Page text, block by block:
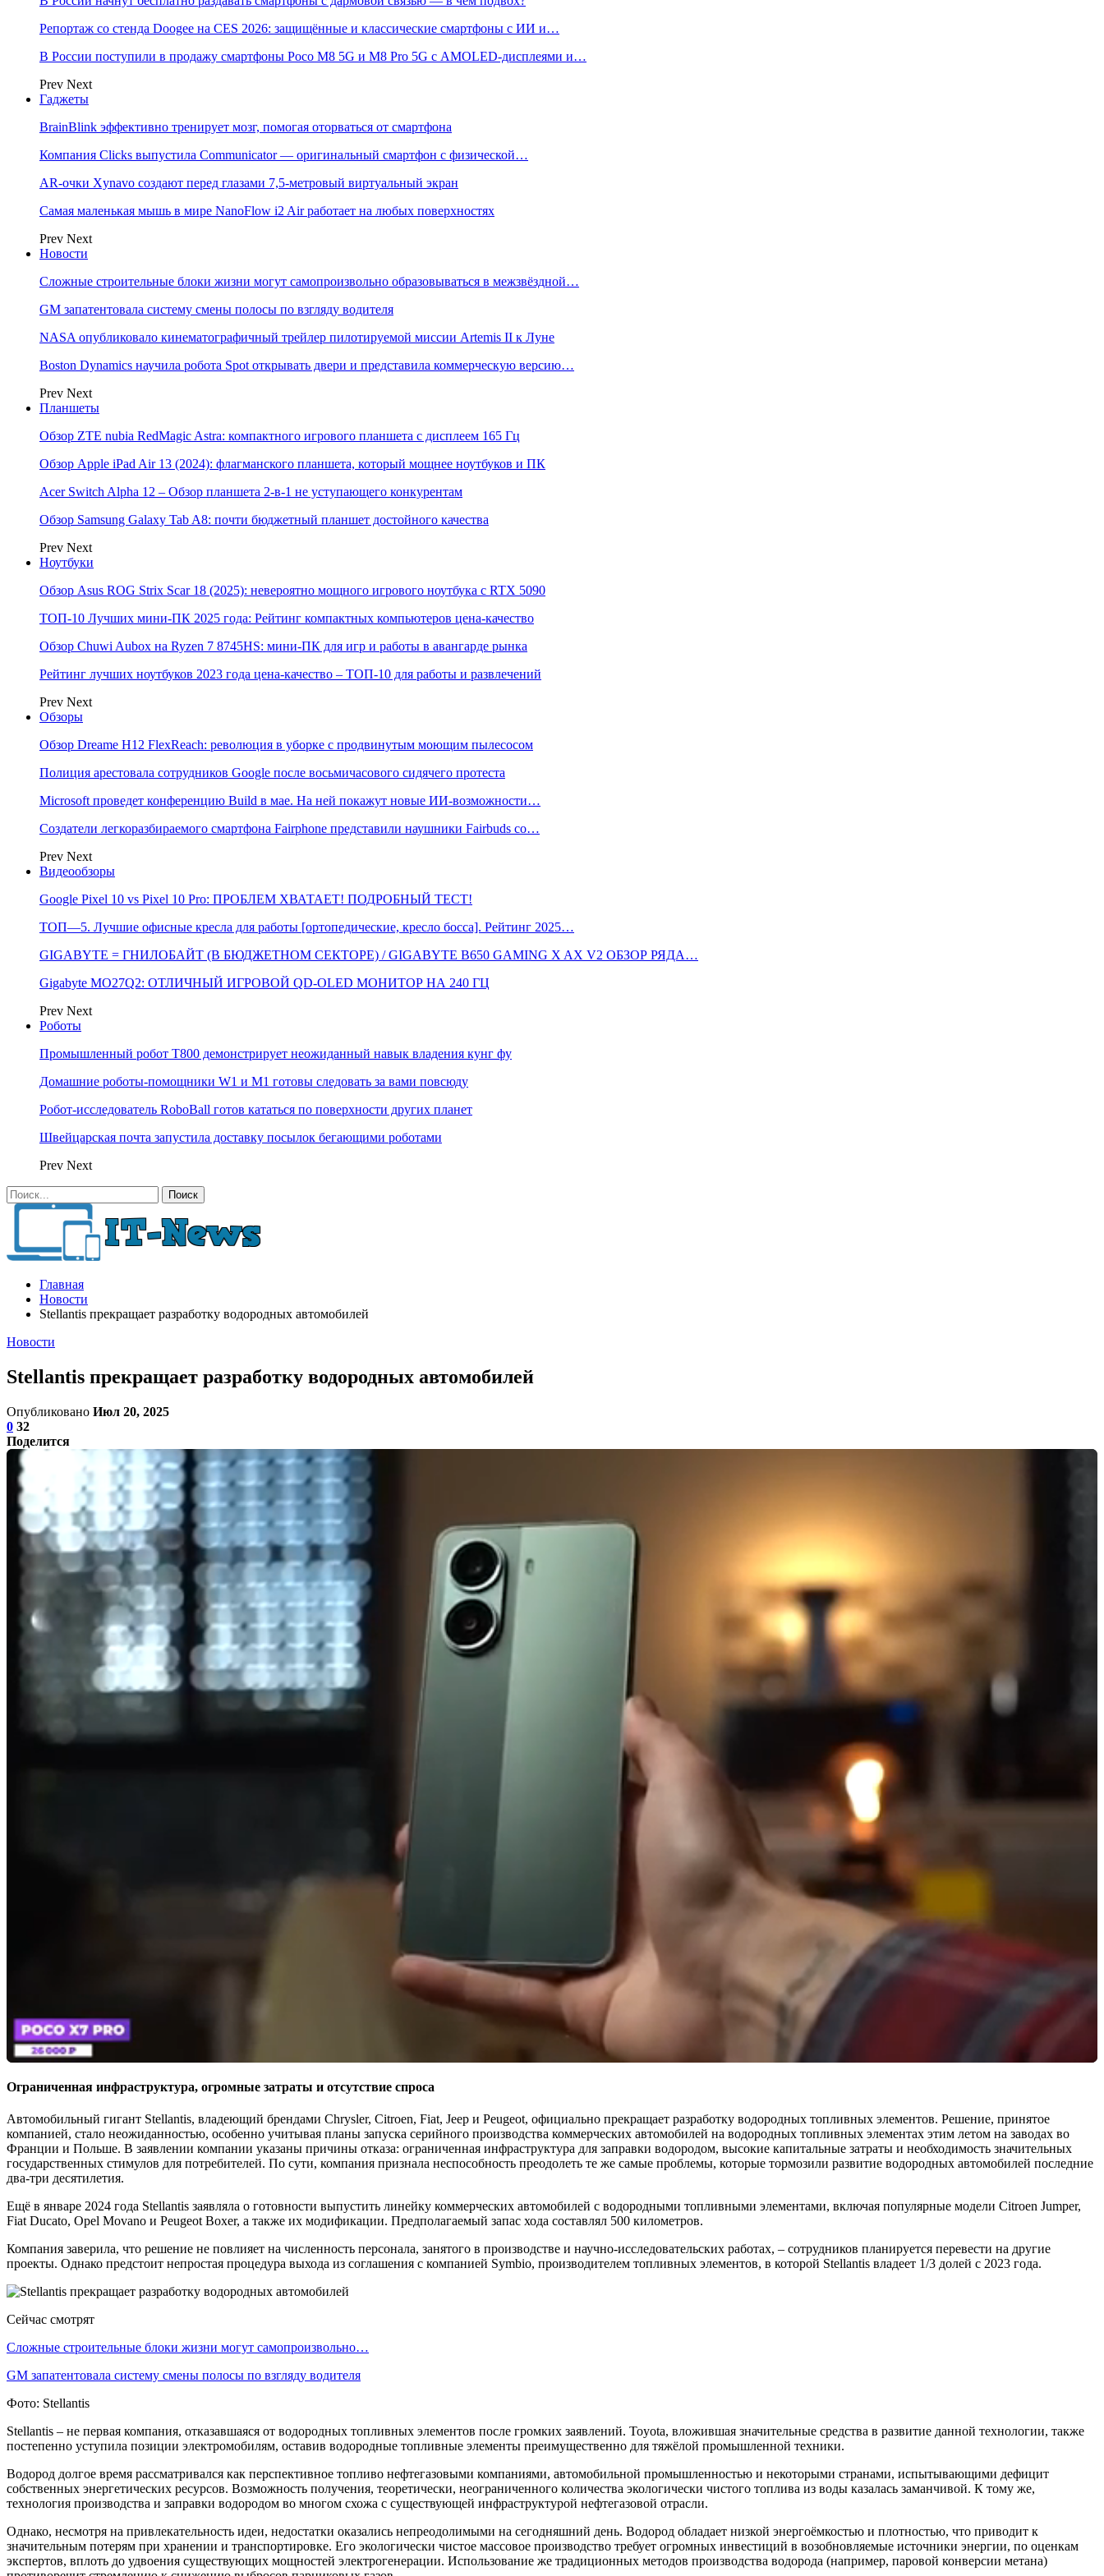
Репортаж со стенда Doogee на CES 2026: защищённые и классические смартфоны с ИИ и…
В России поступили в продажу смартфоны Poco M8 5G и M8 Pro 5G с AMOLED-дисплеями и…
Prev Next
Гаджеты
BrainBlink эффективно тренирует мозг, помогая оторваться от смартфона
Компания Clicks выпустила Communicator — оригинальный смартфон с физической…
AR-очки Xynavo создают перед глазами 7,5-метровый виртуальный экран
Самая маленькая мышь в мире NanoFlow i2 Air работает на любых поверхностях
Prev Next
Новости
Сложные строительные блоки жизни могут самопроизвольно образовываться в межзвёздной…
GM запатентовала систему смены полосы по взгляду водителя
NASA опубликовало кинематографичный трейлер пилотируемой миссии Artemis II к Луне
Boston Dynamics научила робота Spot открывать двери и представила коммерческую версию…
Prev Next
Планшеты
Обзор ZTE nubia RedMagic Astra: компактного игрового планшета с дисплеем 165 Гц
Обзор Apple iPad Air 13 (2024): флагманского планшета, который мощнее ноутбуков и ПК
Acer Switch Alpha 12 – Обзор планшета 2-в-1 не уступающего конкурентам
Обзор Samsung Galaxy Tab A8: почти бюджетный планшет достойного качества
Prev Next
Ноутбуки
Обзор Asus ROG Strix Scar 18 (2025): невероятно мощного игрового ноутбука с RTX 5090
ТОП-10 Лучших мини-ПК 2025 года: Рейтинг компактных компьютеров цена-качество
Обзор Chuwi Aubox на Ryzen 7 8745HS: мини-ПК для игр и работы в авангарде рынка
Рейтинг лучших ноутбуков 2023 года цена-качество – ТОП-10 для работы и развлечений
Prev Next
Обзоры
Обзор Dreame H12 FlexReach: революция в уборке с продвинутым моющим пылесосом
Полиция арестовала сотрудников Google после восьмичасового сидячего протеста
Microsoft проведет конференцию Build в мае. На ней покажут новые ИИ-возможности…
Создатели легкоразбираемого смартфона Fairphone представили наушники Fairbuds со…
Prev Next
Видеообзоры
Google Pixel 10 vs Pixel 10 Pro: ПРОБЛЕМ ХВАТАЕТ! ПОДРОБНЫЙ ТЕСТ!
ТОП—5. Лучшие офисные кресла для работы [ортопедические, кресло босса]. Рейтинг 2025…
GIGABYTE = ГНИЛОБАЙТ (В БЮДЖЕТНОМ СЕКТОРЕ) / GIGABYTE B650 GAMING X AX V2 ОБЗОР РЯДА…
Gigabyte MO27Q2: ОТЛИЧНЫЙ ИГРОВОЙ QD-OLED МОНИТОР НА 240 ГЦ
Prev Next
Роботы
Промышленный робот Т800 демонстрирует неожиданный навык владения кунг фу
Домашние роботы-помощники W1 и M1 готовы следовать за вами повсюду
Робот-исследователь RoboBall готов кататься по поверхности других планет
Швейцарская почта запустила доставку посылок бегающими роботами
Prev Next
Главная
Новости
Stellantis прекращает разработку водородных автомобилей
Новости
Stellantis прекращает разработку водородных автомобилей
Опубликовано Июл 20, 2025
0 32
Поделится
Ограниченная инфраструктура, огромные затраты и отсутствие спроса
Автомобильный гигант Stellantis, владеющий брендами Chrysler, Citroen, Fiat, Jeep и Peugeot, официально прекращает разработку водородных топливных элементов. Решение, принятое
компанией, стало неожиданностью, особенно учитывая планы запуска серийного производства коммерческих автомобилей на водородных топливных элементах этим летом на заводах во
Франции и Польше. В заявлении компании указаны причины отказа: ограниченная инфраструктура для заправки водородом, высокие капитальные затраты и необходимость значительных
государственных стимулов для потребителей. По сути, компания признала неспособность преодолеть те же самые проблемы, которые тормозили развитие водородных автомобилей последние
два-три десятилетия.
Ещё в январе 2024 года Stellantis заявляла о готовности выпустить линейку коммерческих автомобилей с водородными топливными элементами, включая популярные модели Citroen Jumper,
Fiat Ducato, Opel Movano и Peugeot Boxer, а также их модификации. Предполагаемый запас хода составлял 500 километров.
Компания заверила, что решение не повлияет на численность персонала, занятого в производстве и научно-исследовательских работах, – сотрудников планируется перевести на другие
проекты. Однако предстоит непростая процедура выхода из соглашения с компанией Symbio, производителем топливных элементов, в которой Stellantis владеет 1/3 долей с 2023 года.
Сейчас смотрят
Сложные строительные блоки жизни могут самопроизвольно…
GM запатентовала систему смены полосы по взгляду водителя
Фото: Stellantis
Stellantis – не первая компания, отказавшаяся от водородных топливных элементов после громких заявлений. Toyota, вложившая значительные средства в развитие данной технологии, также
постепенно уступила позиции электромобилям, оставив водородные топливные элементы преимущественно для тяжёлой промышленной техники.
Водород долгое время рассматривался как перспективное топливо нефтегазовыми компаниями, автомобильной промышленностью и некоторыми странами, испытывающими дефицит
собственных энергетических ресурсов. Возможность получения, теоретически, неограниченного количества экологически чистого топлива из воды казалась заманчивой. К тому же,
технология производства и заправки водородом во многом схожа с существующей инфраструктурой нефтегазовой отрасли.
Однако, несмотря на привлекательность идеи, недостатки оказались непреодолимыми на сегодняшний день. Водород обладает низкой энергоёмкостью и плотностью, что приводит к
значительным потерям при хранении и транспортировке. Его экологически чистое массовое производство требует огромных инвестиций в возобновляемые источники энергии, по оценкам
экспертов, вплоть до удвоения существующих мощностей электрогенерации. Использование же традиционных методов производства водорода (например, паровой конверсии метана)